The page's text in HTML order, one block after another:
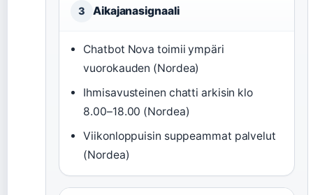
3 Aikajanasignaali
Chatbot Nova toimii ympäri
vuorokauden (Nordea)
Ihmisavusteinen chatti arkisin klo
8.00–18.00 (Nordea)
Viikonloppuisin suppeammat palvelut
(Nordea)